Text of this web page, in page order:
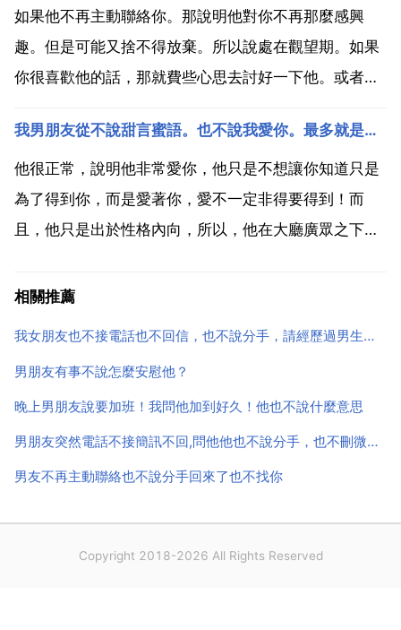
這就是戀愛中間出現問題了，必須有一方主動解決吧，
博微歐陽小...
如果他不再主動聯絡你。那說明他對你不再那麼感興
趣。但是可能又捨不得放棄。所以說處在觀望期。如果
你很喜歡他的話，那就費些心思去討好一下他。或者是
己更開朗一些。同時也漸漸的冷落他。雙方逐漸產生距
離，然後又能讓他發現你的以前所不具備的優點。吸引
他來追你。談戀...
我男朋友從不說甜言蜜語。也不說我愛你。最多就是我喜歡你。在街
他很正常，說明他非常愛你，他只是不想讓你知道只是
為了得到你，而是愛著你，愛不一定非得要得到！而
且，他只是出於性格內向，所以，他在大廳廣眾之下不
他所做的每一件事都是為你好！望踩納，謝謝！對於自
相關推薦
我女朋友也不接電話也不回信，也不說分手，請經歷過男生回答，後來怎麼了
男朋友有事不說怎麼安慰他？
晚上男朋友說要加班！我問他加到好久！他也不說什麼意思
男朋友突然電話不接簡訊不回,問他他也不說分手，也不刪微信，默默無語，他是討厭我了嗎？要分手了
男友不再主動聯絡也不說分手回來了也不找你
Copyright 2018-2026 All Rights Reserved